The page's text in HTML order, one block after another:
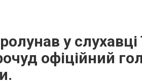
у слухавці
офіційний